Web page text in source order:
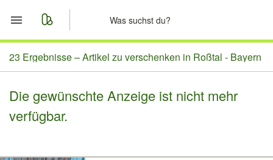
Start
Nachrichten
23 Ergebnisse –Artikel zu verschenken in Roßtal - Bayern
Die gewünschte Anzeige ist nicht mehr
verfügbar.